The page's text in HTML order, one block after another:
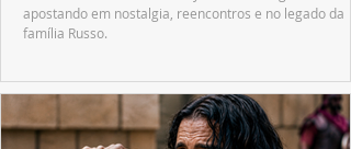
apostando em nostalgia, reencontros e no legado da
família Russo.